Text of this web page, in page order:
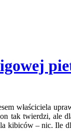
właściciela
tak twierdzi, ale
kibiców – nic. Ile